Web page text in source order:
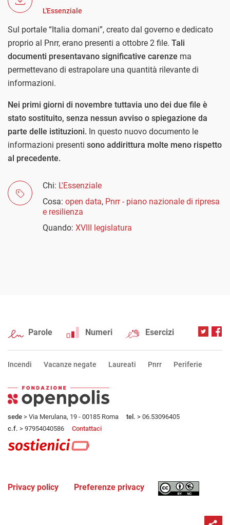
L'Essenziale
Sul portale “Italia domani”, creato dal governo e dedicato
proprio al Pnrr, erano presenti a ottobre 2 file. Tali
documenti presentavano significative carenze ma
permettevano di estrapolare una quantità rilevante di
informazioni.
Nei primi giorni di novembre tuttavia uno dei due file è
stato sostituito, senza nessun avviso o spiegazione da
parte delle istituzioni. In questo nuovo documento le
informazioni presenti sono addirittura molte meno rispetto
al precedente.
Chi: L'Essenziale
Cosa: open data, Pnrr - piano nazionale di ripresa
e resilienza
Quando: XVIII legislatura
Parole Numeri Esercizi
Incendi Vacanze negate Laureati Pnrr Periferie
sede > Via Merulana, 19 - 00185 Roma tel. > 06.53096405
c.f. > 97954040586 Contattaci
Privacy policy Preferenze privacy